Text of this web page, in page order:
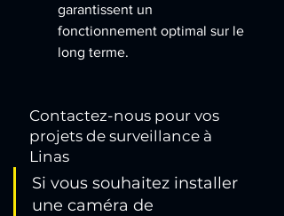
garantissent un
fonctionnement optimal sur le
long terme.
Contactez-nous pour vos
projets de surveillance à
Linas
Si vous souhaitez installer
une caméra de